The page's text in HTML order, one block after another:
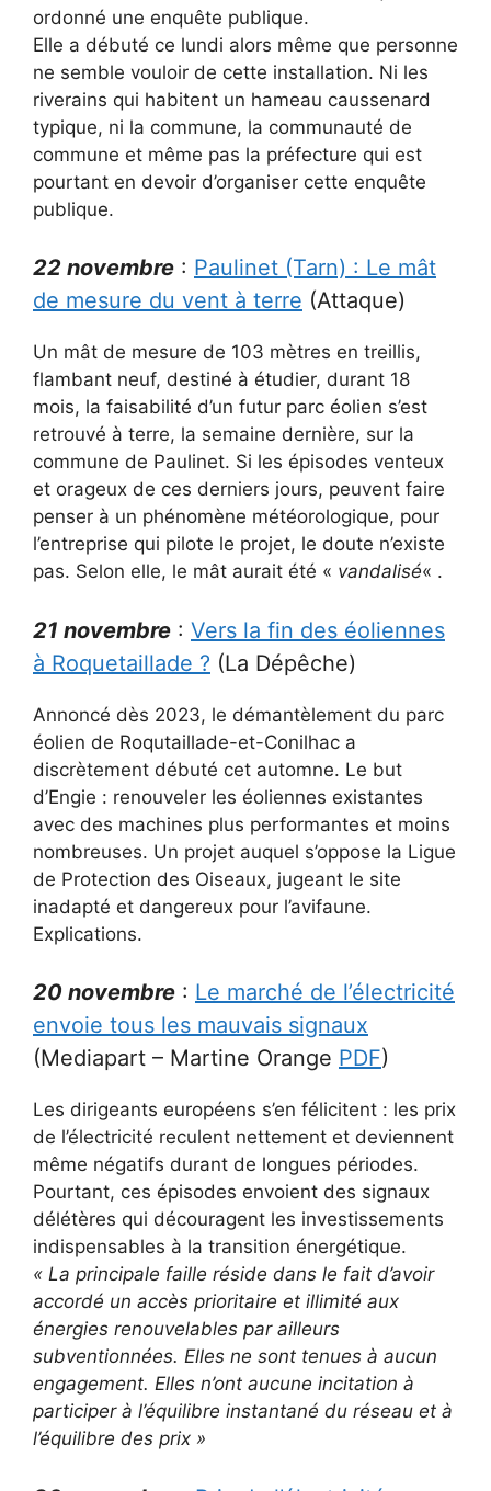
ordonné une enquête publique.
Elle a débuté ce lundi alors même que personne
ne semble vouloir de cette installation. Ni les
riverains qui habitent un hameau caussenard
typique, ni la commune, la communauté de
commune et même pas la préfecture qui est
pourtant en devoir d’organiser cette enquête
publique.
22 novembre : Paulinet (Tarn) : Le mât
de mesure du vent à terre (Attaque)
Un mât de mesure de 103 mètres en treillis,
flambant neuf, destiné à étudier, durant 18
mois, la faisabilité d’un futur parc éolien s’est
retrouvé à terre, la semaine dernière, sur la
commune de Paulinet. Si les épisodes venteux
et orageux de ces derniers jours, peuvent faire
penser à un phénomène météorologique, pour
l’entreprise qui pilote le projet, le doute n’existe
pas. Selon elle, le mât aurait été « vandalisé« .
21 novembre : Vers la fin des éoliennes
à Roquetaillade ? (La Dépêche)
Annoncé dès 2023, le démantèlement du parc
éolien de Roqutaillade-et-Conilhac a
discrètement débuté cet automne. Le but
d’Engie : renouveler les éoliennes existantes
avec des machines plus performantes et moins
nombreuses. Un projet auquel s’oppose la Ligue
de Protection des Oiseaux, jugeant le site
inadapté et dangereux pour l’avifaune.
Explications.
20 novembre : Le marché de l’électricité
envoie tous les mauvais signaux
(Mediapart – Martine Orange PDF)
Les dirigeants européens s’en félicitent : les prix
de l’électricité reculent nettement et deviennent
même négatifs durant de longues périodes.
Pourtant, ces épisodes envoient des signaux
délétères qui découragent les investissements
indispensables à la transition énergétique.
« La principale faille réside dans le fait d’avoir
accordé un accès prioritaire et illimité aux
énergies renouvelables par ailleurs
subventionnées. Elles ne sont tenues à aucun
engagement. Elles n’ont aucune incitation à
participer à l’équilibre instantané du réseau et à
l’équilibre des prix »